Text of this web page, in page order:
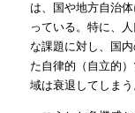
は、国や地方自治
っている。特に、
な課題に対し、国
た自律的（自立的
域は衰退してしまう